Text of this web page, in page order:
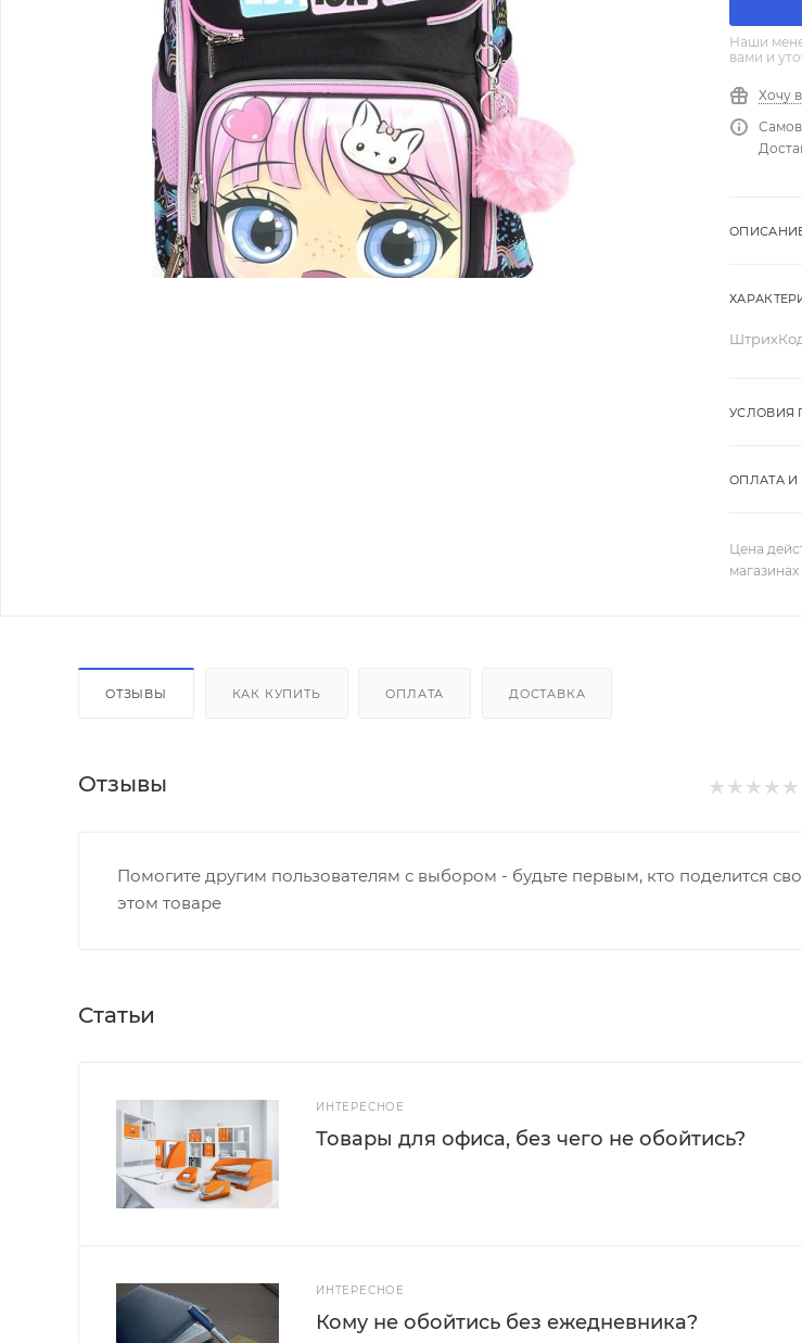
Наши
вами и
Хочу
УСЛОВИЯ
ОПЛАТА И
Цена
магазинах
ОТЗЫВЫ КАК КУПИТЬ ОПЛАТА ДОСТАВКА
Отзывы
Помогите другим пользователям с выбором - будьте первым, кто поделится
этом товаре
Статьи
ИНТЕРЕСНОЕ
Товары для офиса, без чего не обойтись?
ИНТЕРЕСНОЕ
Кому не обойтись без ежедневника?